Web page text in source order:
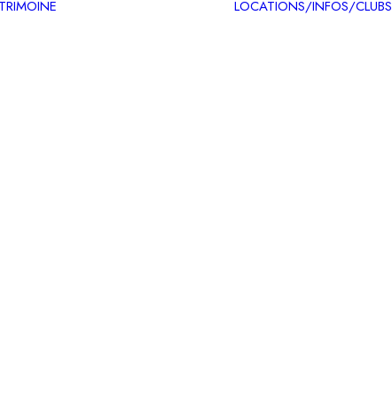
LOCATIONS/INFOS/CLUBS